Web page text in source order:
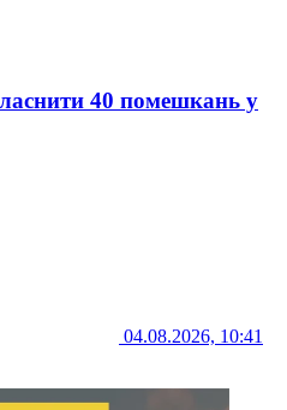
40 помешкань у
04.08.2026, 10:41